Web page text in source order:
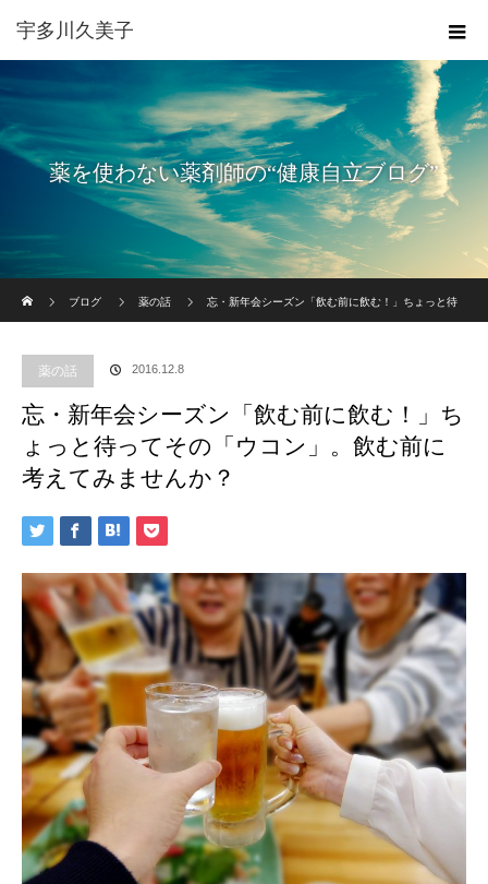
宇多川久美子
薬を使わない薬剤師の“健康自立ブログ”
ブログ
薬の話 忘・新年会シーズン「飲む前に飲む！」ちょっと待
薬の話 2016.12.8
忘・新年会シーズン「飲む前に飲む！」ち
ょっと待ってその「ウコン」。飲む前に
考えてみませんか？